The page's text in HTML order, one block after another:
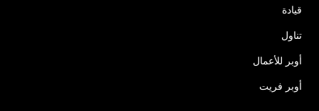
قيادة
تناول
أوبر للأعمال
أوبر فريت